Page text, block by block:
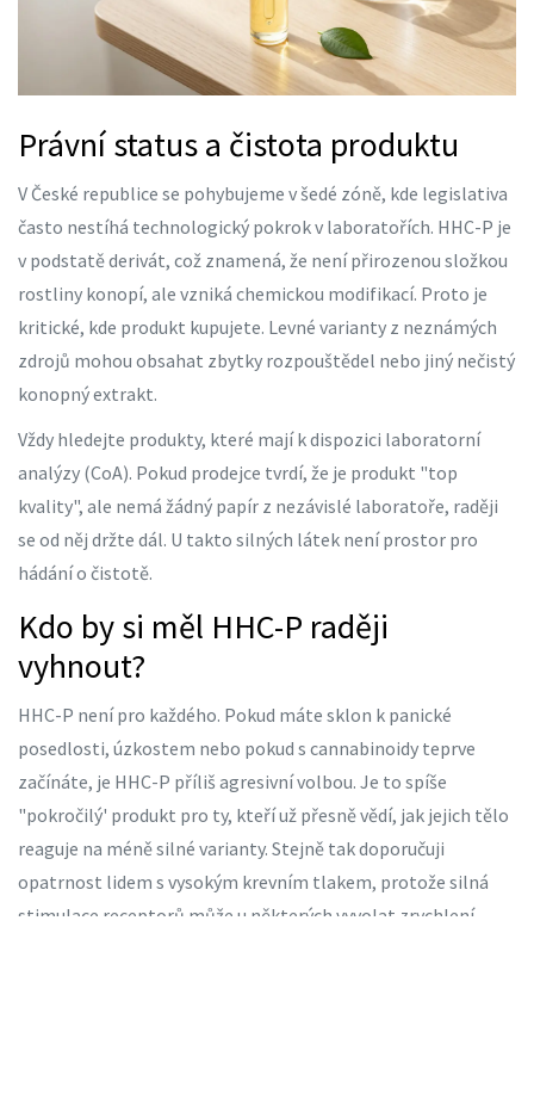
Právní status a čistota produktu
V České republice se pohybujeme v šedé zóně, kde legislativa
často nestíhá technologický pokrok v laboratořích. HHC-P je
v podstatě derivát, což znamená, že není přirozenou složkou
rostliny konopí, ale vzniká chemickou modifikací. Proto je
kritické, kde produkt kupujete. Levné varianty z neznámých
zdrojů mohou obsahat zbytky rozpouštědel nebo jiný nečistý
konopný extrakt.
Vždy hledejte produkty, které mají k dispozici laboratorní
analýzy (CoA). Pokud prodejce tvrdí, že je produkt "top
kvality", ale nemá žádný papír z nezávislé laboratoře, raději
se od něj držte dál. U takto silných látek není prostor pro
hádání o čistotě.
Kdo by si měl HHC-P raději
vyhnout?
HHC-P není pro každého. Pokud máte sklon k panické
posedlosti, úzkostem nebo pokud s cannabinoidy teprve
začínáte, je HHC-P příliš agresivní volbou. Je to spíše
"pokročilý' produkt pro ty, kteří už přesně vědí, jak jejich tělo
reaguje na méně silné varianty. Stejně tak doporučuji
opatrnost lidem s vysokým krevním tlakem, protože silná
stimulace receptorů může u některých vyvolat zrychlení